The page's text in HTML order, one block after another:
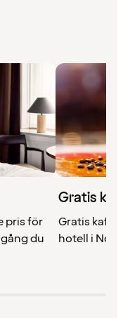
pris för
du
Gratis
Gratis kaffe
hotell i